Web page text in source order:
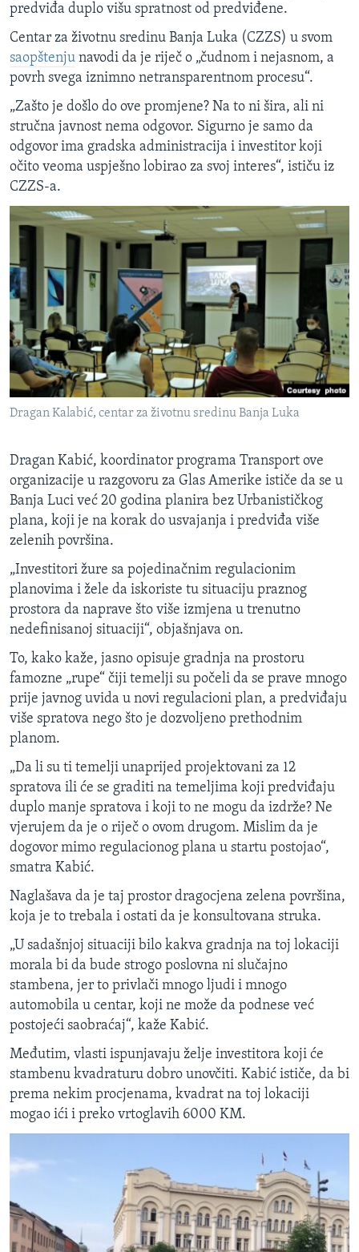
predviđa duplo višu spratnost od predviđene.
Centar za životnu sredinu Banja Luka (CZZS) u svom
saopštenju navodi da je riječ o „čudnom i nejasnom, a
povrh svega iznimno netransparentnom procesu“.
„Zašto je došlo do ove promjene? Na to ni šira, ali ni
stručna javnost nema odgovor. Sigurno je samo da
odgovor ima gradska administracija i investitor koji
očito veoma uspješno lobirao za svoj interes“, ističu iz
CZZS-a.
Dragan Kalabić, centar za životnu sredinu Banja Luka
Dragan Kabić, koordinator programa Transport ove
organizacije u razgovoru za Glas Amerike ističe da se u
Banja Luci već 20 godina planira bez Urbanističkog
plana, koji je na korak do usvajanja i predviđa više
zelenih površina.
„Investitori žure sa pojedinačnim regulacionim
planovima i žele da iskoriste tu situaciju praznog
prostora da naprave što više izmjena u trenutno
nedefinisanoj situaciji“, objašnjava on.
To, kako kaže, jasno opisuje gradnja na prostoru
famozne „rupe“ čiji temelji su počeli da se prave mnogo
prije javnog uvida u novi regulacioni plan, a predviđaju
više spratova nego što je dozvoljeno prethodnim
planom.
„Da li su ti temelji unaprijed projektovani za 12
spratova ili će se graditi na temeljima koji predviđaju
duplo manje spratova i koji to ne mogu da izdrže? Ne
vjerujem da je o riječ o ovom drugom. Mislim da je
dogovor mimo regulacionog plana u startu postojao“,
smatra Kabić.
Naglašava da je taj prostor dragocjena zelena površina,
koja je to trebala i ostati da je konsultovana struka.
„U sadašnjoj situaciji bilo kakva gradnja na toj lokaciji
morala bi da bude strogo poslovna ni slučajno
stambena, jer to privlači mnogo ljudi i mnogo
automobila u centar, koji ne može da podnese već
postojeći saobraćaj“, kaže Kabić.
Međutim, vlasti ispunjavaju želje investitora koji će
stambenu kvadraturu dobro unovčiti. Kabić ističe, da bi
prema nekim procjenama, kvadrat na toj lokaciji
mogao ići i preko vrtoglavih 6000 KM.